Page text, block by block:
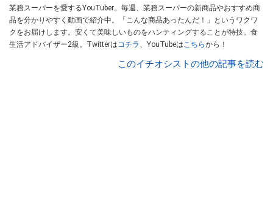
業務スーパーを愛するYouTuber。毎週、業務スーパーの新商品やおすすめ商
品を分かりやすく動画で紹介中。「こんな商品あったんだ！」というワクワ
クをお届けします。安くて美味しいものをハンティングすることが特技。食
生活アドバイザー2級。Twitterはコチラ 、YouTubeはこちらから！
このイチオシストの他の記事を読む